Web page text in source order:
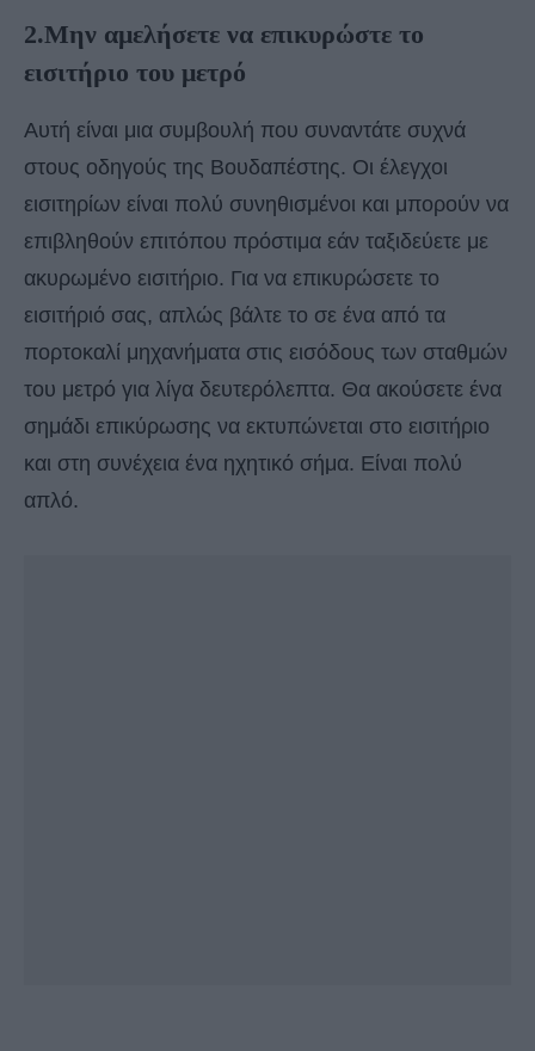
2.Μην αμελήσετε να επικυρώστε το
εισιτήριο του μετρό
Αυτή είναι μια συμβουλή που συναντάτε συχνά
στους οδηγούς της Βουδαπέστης. Οι έλεγχοι
εισιτηρίων είναι πολύ συνηθισμένοι και μπορούν να
επιβληθούν επιτόπου πρόστιμα εάν ταξιδεύετε με
ακυρωμένο εισιτήριο. Για να επικυρώσετε το
εισιτήριό σας, απλώς βάλτε το σε ένα από τα
πορτοκαλί μηχανήματα στις εισόδους των σταθμών
του μετρό για λίγα δευτερόλεπτα. Θα ακούσετε ένα
σημάδι επικύρωσης να εκτυπώνεται στο εισιτήριο
και στη συνέχεια ένα ηχητικό σήμα. Είναι πολύ
απλό.